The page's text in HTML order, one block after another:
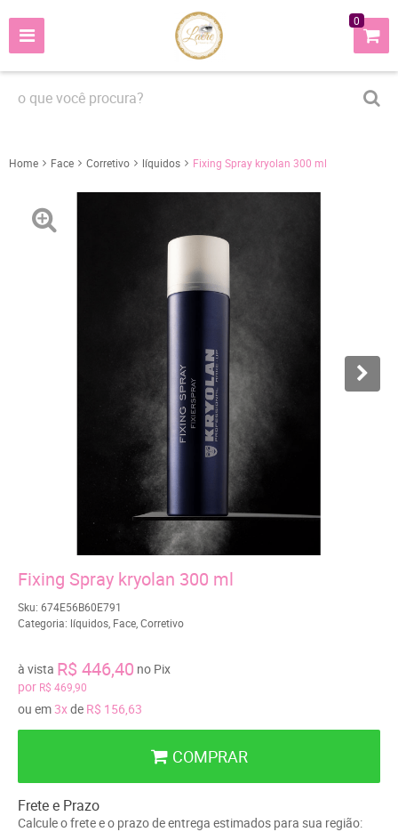
0
Home Face Corretivo líquidos Fixing Spray kryolan 300 ml
Fixing Spray kryolan 300 ml
Sku: 674E56B60E791
Categoria: líquidos Face Corretivo
por R$ 469,90
à vista R$ 446,40 no Pix
ou em3xde R$ 156,63
COMPRAR
Frete e Prazo
Calcule o frete e o prazo de entrega estimados para sua região: